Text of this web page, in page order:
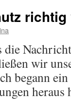
die
wir
begann